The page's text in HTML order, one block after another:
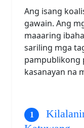
Ang isang
gawain. Ang
maaaring
sariling mga
pampublikong
kasanayan na